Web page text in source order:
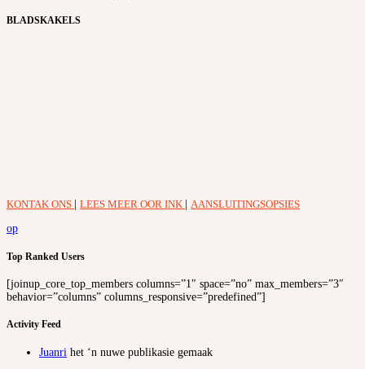
BLADSKAKELS
KONTAK ONS LEES MEER OOR INK
AANSLUITINGSOPSIES
op
Top Ranked Users
[joinup_core_top_members columns=”1″ space=”no” max_members=”3″
behavior=”columns” columns_responsive=”predefined”]
Activity Feed
Juanri het ‘n nuwe publikasie gemaak